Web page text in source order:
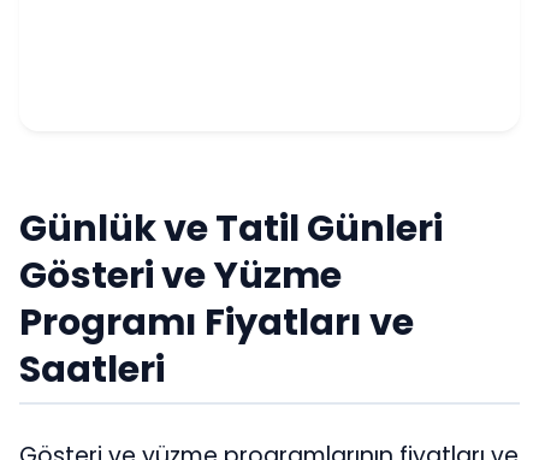
Günlük ve Tatil Günleri
Gösteri ve Yüzme
Programı Fiyatları ve
Saatleri